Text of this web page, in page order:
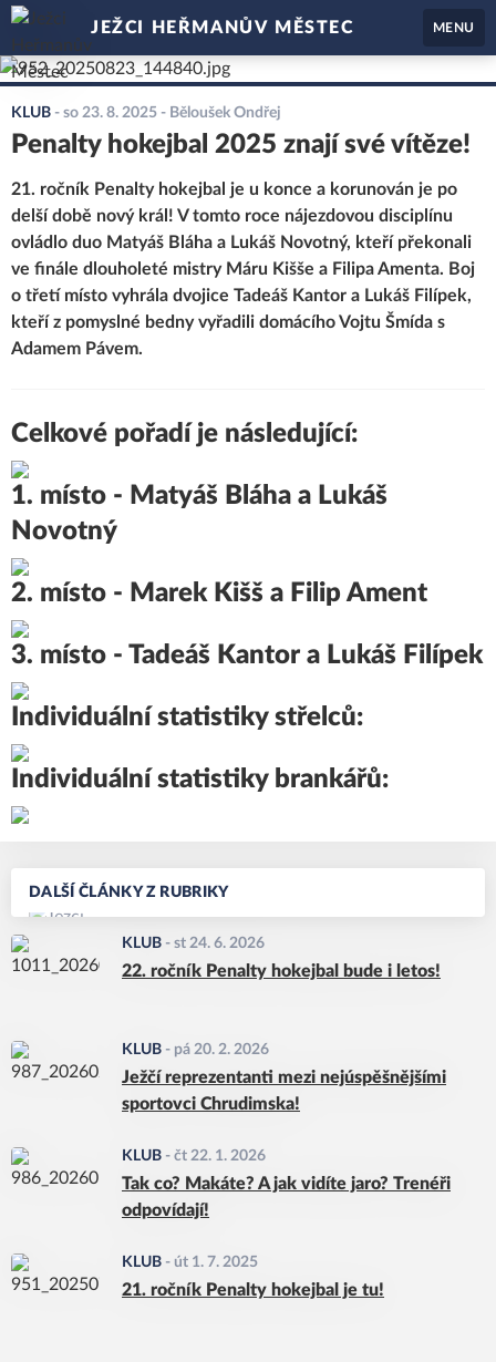
JEŽCI HEŘMANŮV MĚSTEC MENU
DALŠÍ ČLÁNKY Z RUBRIKY
KLUB - st 24. 6. 2026
22. ročník Penalty hokejbal bude i letos!
KLUB - pá 20. 2. 2026
Ježčí reprezentanti mezi nejúspěšnějšími
sportovci Chrudimska!
KLUB - čt 22. 1. 2026
Tak co? Makáte? A jak vidíte jaro? Trenéři
odpovídají!
KLUB - út 1. 7. 2025
21. ročník Penalty hokejbal je tu!
KLUB - so 23. 8. 2025 - Běloušek Ondřej
Penalty hokejbal 2025 znají své vítěze!
21. ročník Penalty hokejbal je u konce a korunován je po
delší době nový král! V tomto roce nájezdovou disciplínu
ovládlo duo Matyáš Bláha a Lukáš Novotný, kteří překonali
ve finále dlouholeté mistry Máru Kišše a Filipa Amenta. Boj
o třetí místo vyhrála dvojice Tadeáš Kantor a Lukáš Filípek,
kteří z pomyslné bedny vyřadili domácího Vojtu Šmída s
Adamem Pávem.
Celkové pořadí je následující:
1. místo - Matyáš Bláha a Lukáš
Novotný
2. místo - Marek Kišš a Filip Ament
3. místo - Tadeáš Kantor a Lukáš Filípek
Individuální statistiky střelců:
Individuální statistiky brankářů: